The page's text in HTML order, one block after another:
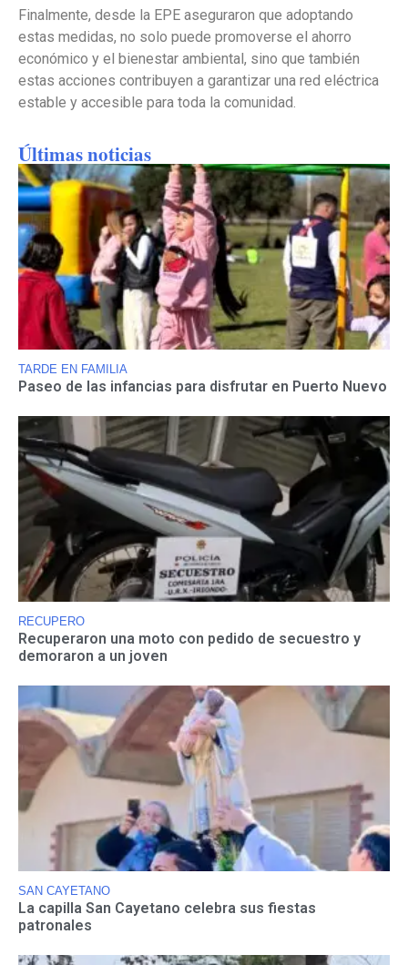
Finalmente, desde la EPE aseguraron que adoptando
estas medidas, no solo puede promoverse el ahorro
económico y el bienestar ambiental, sino que también
estas acciones contribuyen a garantizar una red eléctrica
estable y accesible para toda la comunidad.
Últimas noticias
TARDE EN FAMILIA
Paseo de las infancias para disfrutar en Puerto Nuevo
RECUPERO
Recuperaron una moto con pedido de secuestro y
demoraron a un joven
SAN CAYETANO
La capilla San Cayetano celebra sus fiestas
patronales